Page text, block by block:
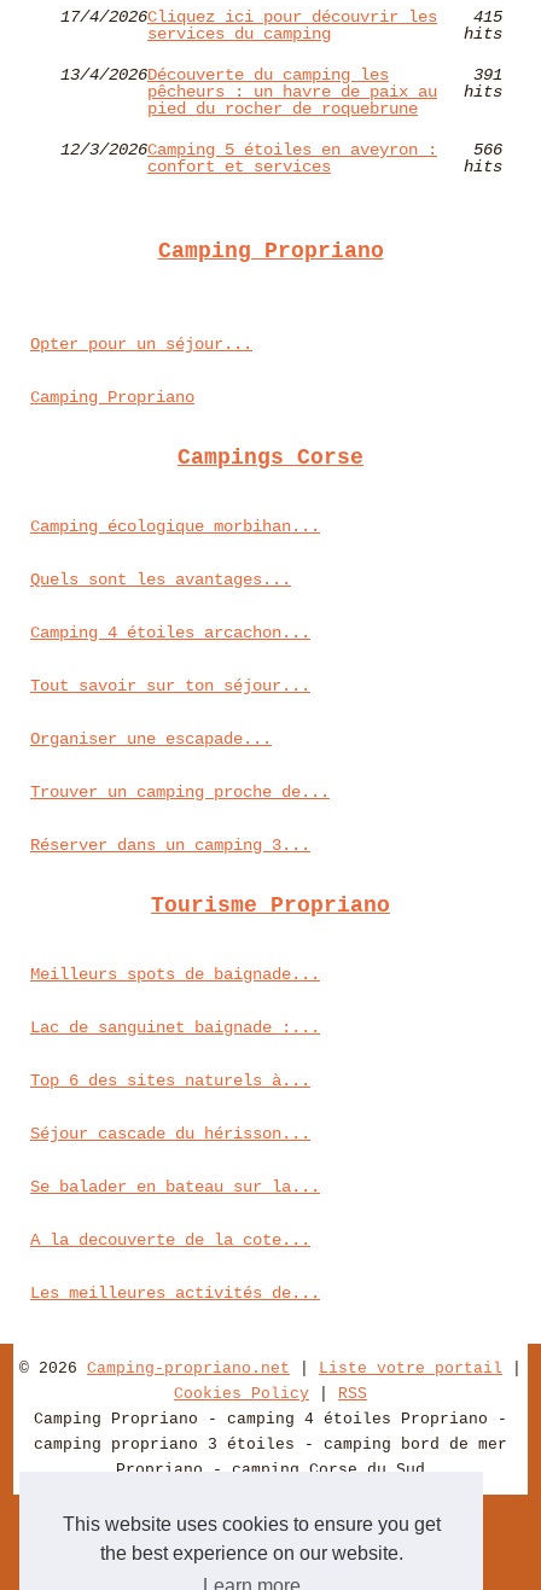
This website uses cookies to ensure you get
the best experience on our website.
17/4/2026Cliquez ici pour découvrir les
services du camping
415
hits
13/4/2026Découverte du camping les
pêcheurs : un havre de paix au
pied du rocher de roquebrune
391
hits
12/3/2026Camping 5 étoiles en aveyron :
confort et services
566
hits
Camping Propriano
Opter pour un séjour...
Camping Propriano
Campings Corse
Camping écologique morbihan...
Quels sont les avantages...
Camping 4 étoiles arcachon...
Tout savoir sur ton séjour...
Organiser une escapade...
Trouver un camping proche de...
Réserver dans un camping 3...
Tourisme Propriano
Meilleurs spots de baignade...
Lac de sanguinet baignade :...
Top 6 des sites naturels à...
Séjour cascade du hérisson...
Se balader en bateau sur la...
A la decouverte de la cote...
Les meilleures activités de...
© 2026 Camping-propriano.net Liste votre portail
Cookies Policy
RSS
Camping Propriano - camping 4 étoiles Propriano -
camping propriano 3 étoiles - camping bord de mer
Propriano - camping Corse du Sud